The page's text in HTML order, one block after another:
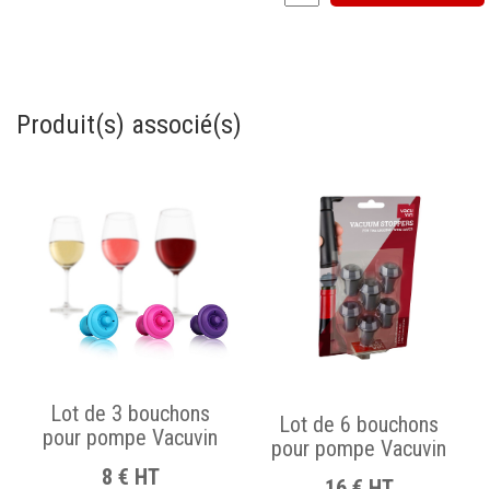
Produit(s) associé(s)
Lot de 3 bouchons
pour pompe Vacuvin
8 € HT
Lot de 6 bouchons
pour pompe Vacuvin